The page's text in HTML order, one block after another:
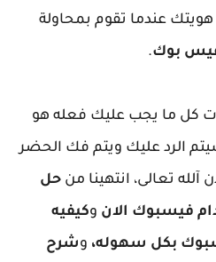
عندما تقوم بمحاولة
بوك.
كل ما يجب عليك فعله هو
الرد عليك ويتم فك الحضر
تعالى، انتهينا من حل
فيسبوك الان وكيفيه
بكل سهوله، وشرح